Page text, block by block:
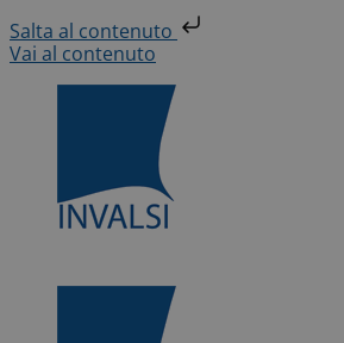
Salta al contenuto
Vai al contenuto